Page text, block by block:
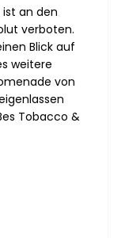
ist an den
verboten.
Blick auf
weitere
von
Tobacco &